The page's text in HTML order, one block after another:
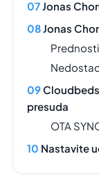
Jonas
Jonas
presuda
OTA
Nastavite